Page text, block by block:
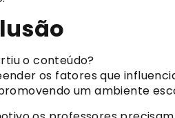
o conteúdo?
os fatores que
um ambiente